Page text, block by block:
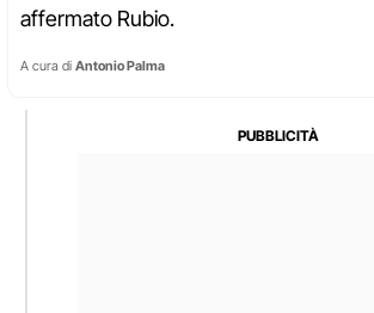
affermato Rubio.
A cura di Antonio Palma